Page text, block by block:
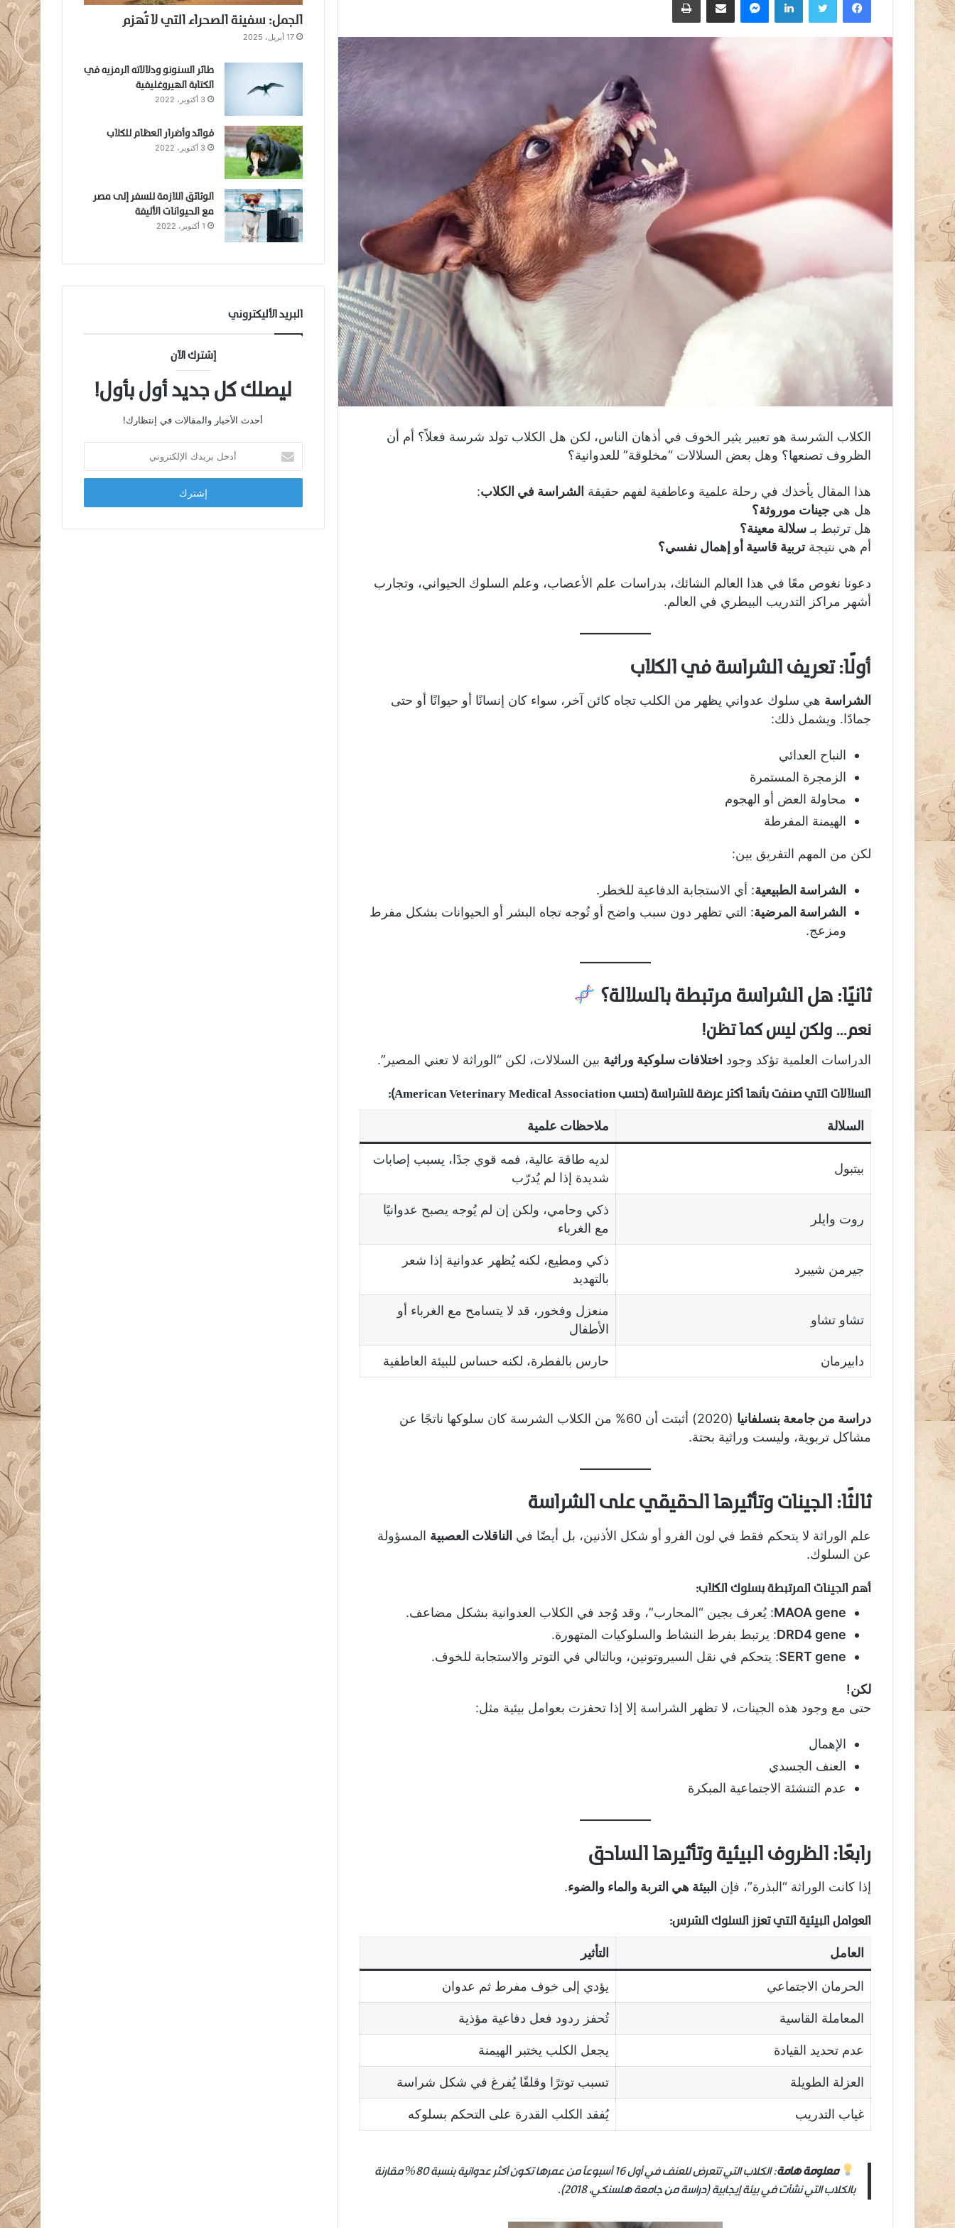
إلكترونيا
الكلاب الشرسة هو تعبير يثير الخوف في أذهان الناس، لكن هل الكلاب تولد شرسة فعلاً؟ أم أن
الظروف تصنعها؟ وهل بعض السلالات “مخلوقة” للعدوانية؟
هذا المقال يأخذك في رحلة علمية وعاطفية لفهم حقيقة الشراسة في الكلاب:
هل هي جينات موروثة؟
هل ترتبط بـسلالة معينة؟
أم هي نتيجةتربية قاسية أو إهمال نفسي؟
دعونا نغوص معًا في هذا العالم الشائك، بدراسات علم الأعصاب، وعلم السلوك الحيواني، وتجارب
أشهر مراكز التدريب البيطري في العالم.
أولًا: تعريف الشراسة في الكلاب
الشراسة هي سلوك عدواني يظهر من الكلب تجاه كائن آخر، سواء كان إنسانًا أو حيوانًا أو حتى
جمادًا. ويشمل ذلك:
النباح العدائي
الزمجرة المستمرة
محاولة العض أو الهجوم
الهيمنة المفرطة
لكن من المهم التفريق بين:
الشراسة الطبيعية: أي الاستجابة الدفاعية للخطر.
الشراسة المرضية: التي تظهر دون سبب واضح أو تُوجه تجاه البشر أو الحيوانات بشكل مفرط
ومزعج.
ثانيًا: هل الشراسة مرتبطة بالسلالة؟
نعم… ولكن ليس كما تظن!
الدراسات العلمية تؤكد وجود اختلافات سلوكية وراثية بين السلالات، لكن “الوراثة لا تعني المصير”.
السلالات التي صنفت بأنها أكثر عرضة للشراسة (حسب American Veterinary Medical Association):
السلالة ملاحظات علمية
بيتبول
لديه طاقة عالية، فمه قوي جدًا، يسبب إصابات
شديدة إذا لم يُدرّب
روت وايلر
ذكي وحامي، ولكن إن لم يُوجه يصبح عدوانيًا
مع الغرباء
جيرمن شيبرد
ذكي ومطيع، لكنه يُظهر عدوانية إذا شعر
بالتهديد
تشاو تشاو
منعزل وفخور، قد لا يتسامح مع الغرباء أو
الأطفال
دابيرمان حارس بالفطرة، لكنه حساس للبيئة العاطفية
دراسة من جامعة بنسلفانيا
(2020) أثبتت أن 60% من الكلاب الشرسة كان سلوكها ناتجًا عن
مشاكل تربوية، وليست وراثية بحتة.
ثالثًا: الجينات وتأثيرها الحقيقي على الشراسة
علم الوراثة لا يتحكم فقط في لون الفرو أو شكل الأذنين، بل أيضًا في الناقلات العصبية المسؤولة
عن السلوك.
أهم الجينات المرتبطة بسلوك الكلاب:
MAOA gene: يُعرف بجين “المحارب”، وقد وُجد في الكلاب العدوانية بشكل مضاعف.
DRD4 gene: يرتبط بفرط النشاط والسلوكيات المتهورة.
SERT gene: يتحكم في نقل السيروتونين، وبالتالي في التوتر والاستجابة للخوف.
لكن!
حتى مع وجود هذه الجينات، لا تظهر الشراسة إلا إذا تحفزت بعوامل بيئية مثل:
الإهمال
العنف الجسدي
عدم التنشئة الاجتماعية المبكرة
رابعًا: الظروف البيئية وتأثيرها الساحق
إذا كانت الوراثة “البذرة”، فإن البيئة هي التربة والماء والضوء.
العوامل البيئية التي تعزز السلوك الشرس:
العامل التأثير
الحرمان الاجتماعي يؤدي إلى خوف مفرط ثم عدوان
المعاملة القاسية تُحفز ردود فعل دفاعية مؤذية
عدم تحديد القيادة يجعل الكلب يختبر الهيمنة
العزلة الطويلة تسبب توترًا وقلقًا يُفرغ في شكل شراسة
غياب التدريب يُفقد الكلب القدرة على التحكم بسلوكه
معلومة هامة
: الكلاب التي تتعرض للعنف في أول 16 أسبوعًا من عمرها تكون أكثر عدوانية بنسبة 80% مقارنة
بالكلاب التي نشأت في بيئة إيجابية (دراسة من جامعة هلسنكي، 2018).
الجمل: سفينة الصحراء التي لا تُهزم
17 أبريل، 2025
طائر السنونو ودلالاته الرمزيه في
الكتابة الهيروغليفية
3 أكتوبر، 2022
فوائد وأضرار العظام للكلاب
3 أكتوبر، 2022
الوثائق اللازمة للسفر إلى مصر
مع الحيوانات الأليفة
1 أكتوبر، 2022
البريد الأليكتروني
إشترك الآن
ليصلك كل جديد أول بأول!
أحدث الأخبار والمقالات في إنتظارك!
بريدك
الإلكتروني